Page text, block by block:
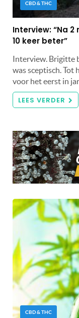
CBD & THC
Interview: “Na
10 keer beter”
Interview. Brigitte
was sceptisch. Tot
voor het eerst in
LEES VERDER
CBD & THC